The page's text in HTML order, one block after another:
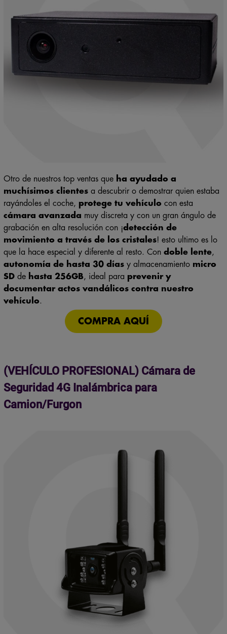
muchísimos clientesa descubrir o demostrar quien estaba
rayándoles el coche,protege tu vehículocon esta
cámara avanzadamuy discreta y con un gran ángulo de
grabación en alta resolución con ¡detección de
movimiento a través de los cristales! esto ultimo es lo
que la hace especial y diferente al resto. Condoble lente,
autonomía de hasta 30 días y almacenamientomicro
SDdehasta 256GB, ideal paraprevenir y
documentar actos vandálicos contra nuestro
vehículo.
COMPRA AQUÍ
(VEHÍCULO PROFESIONAL) Cámara de
Seguridad 4G Inalámbrica para
Camion/Furgon